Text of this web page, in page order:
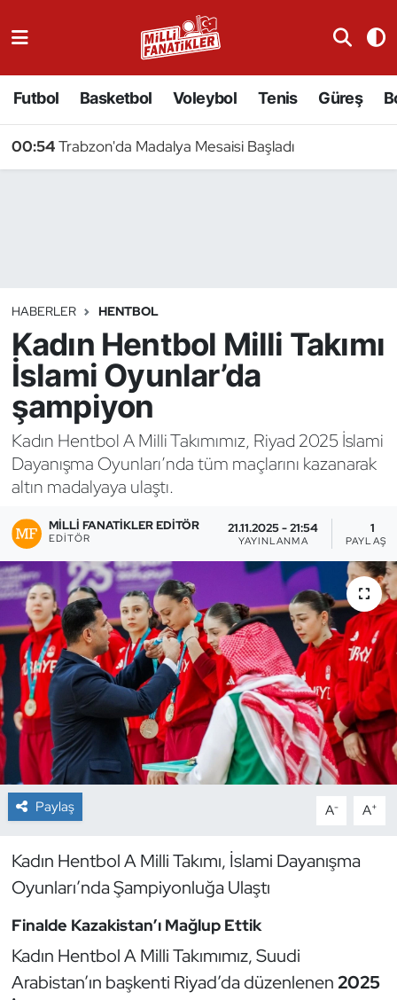
Futbol Basketbol Voleybol Tenis Güreş
00:54Trabzon'da Madalya Mesaisi Başladı
HABERLER HENTBOL
Kadın Hentbol Milli Takımı
İslami Oyunlar’da
şampiyon
Kadın Hentbol A Milli Takımımız, Riyad 2025 İslami
Dayanışma Oyunları’nda tüm maçlarını kazanarak
altın madalyaya ulaştı.
MILLI FANATIKLER EDITÖR
EDITÖR
21.11.2025 - 21:54
YAYINLANMA
1
Paylaş A- A+
Kadın Hentbol A Milli Takımı, İslami Dayanışma
Oyunları’nda Şampiyonluğa Ulaştı
Finalde Kazakistan’ı Mağlup Ettik
Kadın Hentbol A Milli Takımımız, Suudi
Arabistan’ın başkenti Riyad’da düzenlenen 2025
Badminton
Binicilik
Bisiklet
Bocce Bowling Dart
Boks
Briç
Buz Hokeyi
Buz Pateni
Çim Hokeyi
Cimnastik
Curling
Dağcılık
Dövüş Sanatı
E-Spor
Eskrim